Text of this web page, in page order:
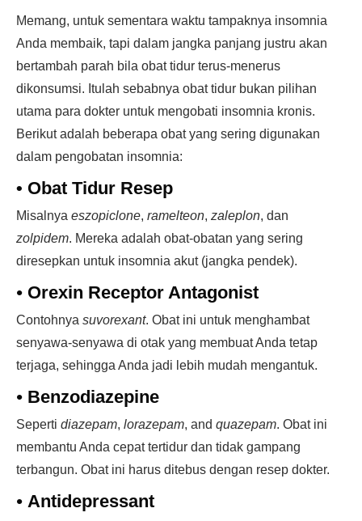
Memang, untuk sementara waktu tampaknya insomnia
Anda membaik, tapi dalam jangka panjang justru akan
bertambah parah bila obat tidur terus-menerus
dikonsumsi. Itulah sebabnya obat tidur bukan pilihan
utama para dokter untuk mengobati insomnia kronis.
Berikut adalah beberapa obat yang sering digunakan
dalam pengobatan insomnia:
• Obat Tidur Resep
Misalnya eszopiclone, ramelteon, zaleplon, dan
zolpidem. Mereka adalah obat-obatan yang sering
diresepkan untuk insomnia akut (jangka pendek).
• Orexin Receptor Antagonist
Contohnya suvorexant. Obat ini untuk menghambat
senyawa-senyawa di otak yang membuat Anda tetap
terjaga, sehingga Anda jadi lebih mudah mengantuk.
• Benzodiazepine
Seperti diazepam, lorazepam, and quazepam. Obat ini
membantu Anda cepat tertidur dan tidak gampang
terbangun. Obat ini harus ditebus dengan resep dokter.
• Antidepressant